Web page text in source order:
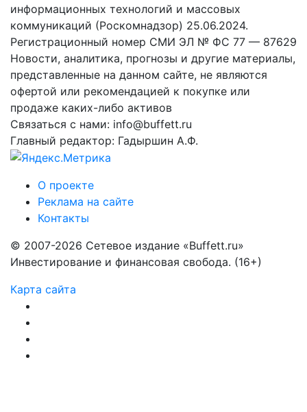
информационных технологий и массовых
коммуникаций (Роскомнадзор) 25.06.2024.
Регистрационный номер СМИ ЭЛ № ФС 77 — 87629
Новости, аналитика, прогнозы и другие материалы,
представленные на данном сайте, не являются
офертой или рекомендацией к покупке или
продаже каких-либо активов
Связаться с нами: info@buffett.ru
Главный редактор: Гадыршин А.Ф.
О проекте
Реклама на сайте
Контакты
© 2007-2026 Сетевое издание «Buffett.ru»
Инвестирование и финансовая свобода. (16+)
Карта сайта